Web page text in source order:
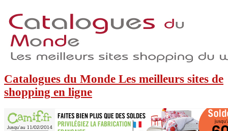
Catalogues du Monde Les meilleurs sites de
shopping en ligne